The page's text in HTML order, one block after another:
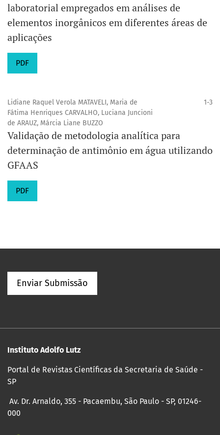
laboratorial empregados em análises de
elementos inorgânicos em diferentes áreas de
aplicações
PDF
Lidiane Raquel Verola MATAVELI, Maria de
Fátima Henriques CARVALHO, Luciana Juncioni
de ARAUZ, Márcia Liane BUZZO
1-3
Validação de metodologia analítica para
determinação de antimônio em água utilizando
GFAAS
PDF
Enviar Submissão
Instituto Adolfo Lutz
Portal de Revistas Científicas da Secretaria de Saúde -
SP
Av. Dr. Arnaldo, 355 - Pacaembu, São Paulo - SP, 01246-
000